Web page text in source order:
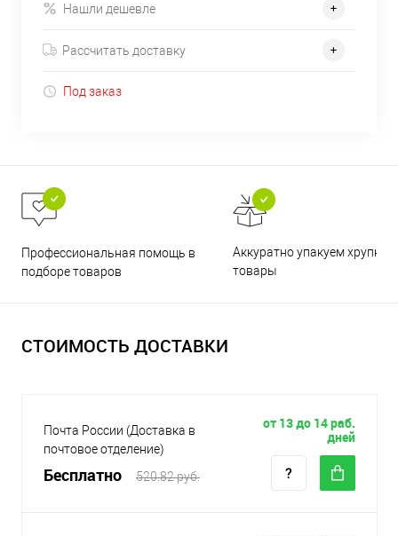
Нашли дешевле
Рассчитать доставку
Под заказ
Профессиональная помощь в
подборе товаров
Аккуратно упакуем хрупкие
товары
СТОИМОСТЬ ДОСТАВКИ
Почта России (Доставка в
почтовое отделение)
Бесплатно 520.82 руб.
от 13 до 14 раб.
дней